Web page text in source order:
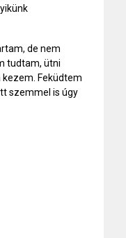
de nem
tudtam, ütni
Feküdtem
szemmel is úgy